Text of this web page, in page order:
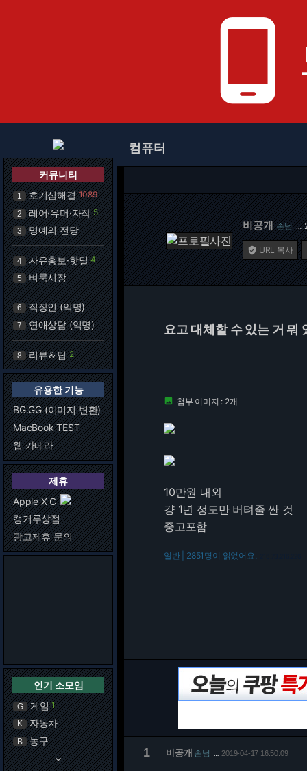
phone_android
커뮤니티
1 호기심해결 1089
2 레어·유머·자작 5
3 명예의 전당
4 자유홍보·핫딜 4
5 벼룩시장
6 직장인 (익명)
7 연애상담 (익명)
8 리뷰＆팁 2
유용한 기능
BG.GG (이미지 변환)
MacBook TEST
웹 카메라
제휴
Apple X C
캥거루상점
광고제휴 문의
인기 소모임
G 게임 1
K 자동차
B 농구
keyboard_arrow_down
컴퓨터
비공개 손님 …
 URL 복사
요고 대체할 수 있는 거 뭐
 첨부 이미지 : 2개
10만원 내외
걍 1년 정도만 버텨줄 싼 것
중고포함
일반 | 2851명이 읽었어요.
1 비공개 손님 2019-04-17 16:50:09